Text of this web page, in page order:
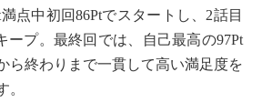
点中初回86Ptでスタートし、2話目
ープ。最終回では、自己最高の97Pt
ら終わりまで一貫して高い満足度を
。